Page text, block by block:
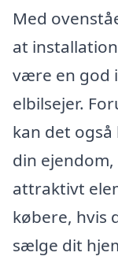
Med
at
være en god
elbilsejer.
kan det
din
attraktivt
købere, hvis
sælge dit